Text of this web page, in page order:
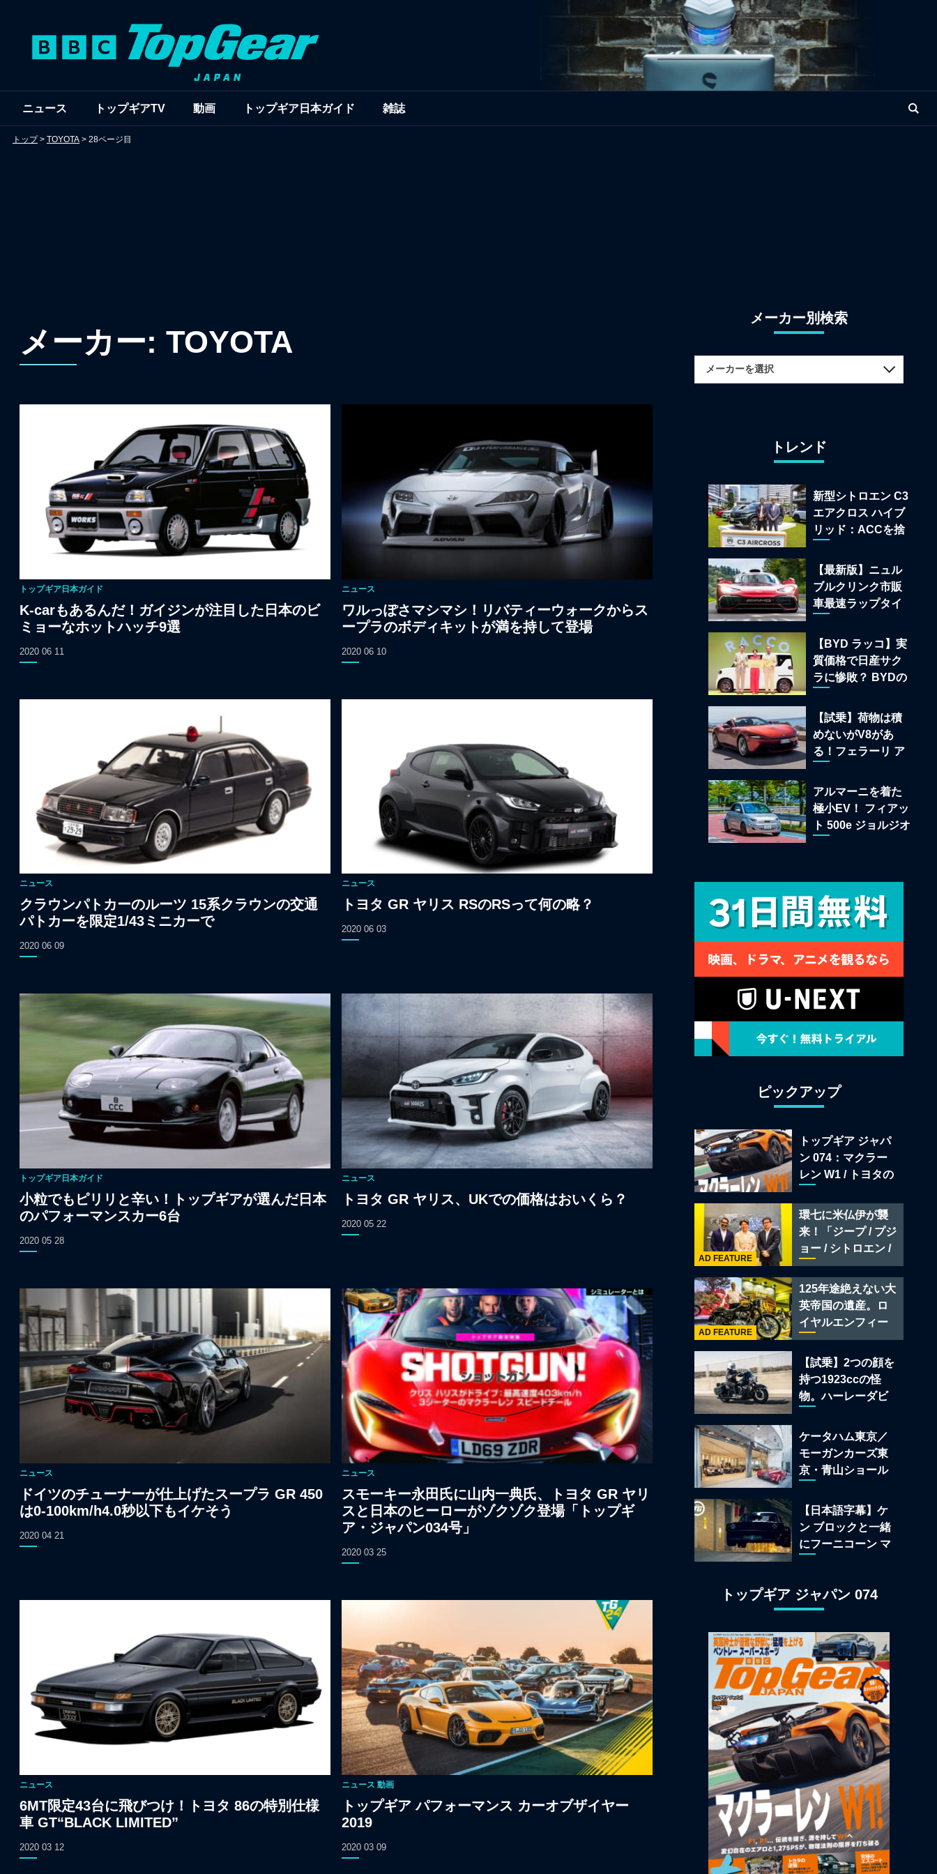
ニュース トップギアTV 動画 トップギア日本ガイド 雑誌
トップ > TOYOTA > 28ページ目
メーカー: TOYOTA
トップギア日本ガイド
K-carもあるんだ！ガイジンが注目した日本のビ
ミョーなホットハッチ9選
2020 06 11
ニュース
ワルっぽさマシマシ！リバティーウォークからス
ープラのボディキットが満を持して登場
2020 06 10
ニュース
クラウンパトカーのルーツ 15系クラウンの交通
パトカーを限定1/43ミニカーで
2020 06 09
ニュース
トヨタ GR ヤリス RSのRSって何の略？
2020 06 03
トップギア日本ガイド
小粒でもピリリと辛い！トップギアが選んだ日本
のパフォーマンスカー6台
2020 05 28
ニュース
トヨタ GR ヤリス、UKでの価格はおいくら？
2020 05 22
ニュース
ドイツのチューナーが仕上げたスープラ GR 450
は0-100km/h4.0秒以下もイケそう
2020 04 21
ニュース
スモーキー永田氏に山内一典氏、トヨタ GR ヤリ
スと日本のヒーローがゾクゾク登場「トップギ
ア・ジャパン034号」
2020 03 25
ニュース
6MT限定43台に飛びつけ！トヨタ 86の特別仕様
車 GT“BLACK LIMITED”
2020 03 12
ニュース 動画
トップギア パフォーマンス カーオブザイヤー
2019
2020 03 09
メーカー別検索
トレンド
新型シトロエン C3
エアクロス ハイブ
リッド：ACCを捨
毯」を手に入れた
フランスの異端児
【最新版】ニュル
ブルクリンク市販
車最速ラップタイ
22台を一挙公開
【BYD ラッコ】実
質価格で日産サク
ラに惨敗？ BYDの
金ドーピング」の
異常な世界
【試乗】荷物は積
めないがV8があ
る！フェラーリ ア
ーが証明する純内
燃機関オープンカ
ーの至福
アルマーニを着た
極小EV！ フィアッ
ト 500e ジョルジオ
ピックアップ
トップギア ジャパ
ン 074：マクラー
レン W1 / トヨタの
ー戦略 /フェラーリ
849 テスタロッサ /
テメラリオ /ベント
レー スーパースポ
ーツ
環七に米仏伊が襲
来！「ジープ / プジ
ョー / シトロエン /
フィアット / アバル
ト足立」はクルマ
のセレクトショッ
プである
AD FEATURE
125年途絶えない大
英帝国の遺産。ロ
イヤルエンフィー
ルド責任者に訊
く、新型
「BULLET 650」
と“時間の質”を愛
する理由
AD FEATURE
【試乗】2つの顔を
持つ1923ccの怪
物。ハーレーダビ
ォーキーエイト
117」の深淵を覗く
ケータハム東京／
モーガンカーズ東
京・青山ショール
「移動手段」では
なく「人生」だ
【日本語字幕】ケ
ン ブロックと一緒
にフーニコーン マ
トップギア ジャパン 074